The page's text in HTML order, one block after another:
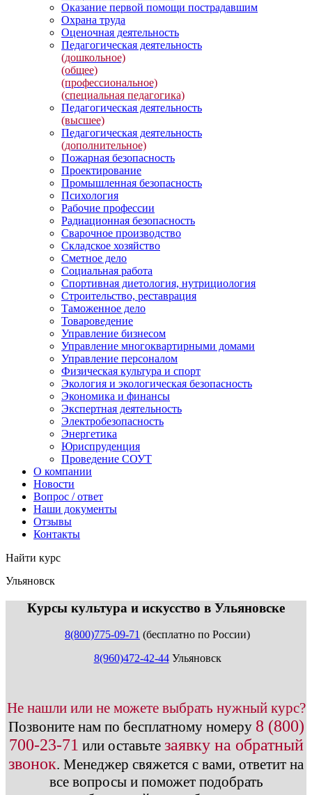
Оказание первой помощи пострадавшим
Охрана труда
Оценочная деятельность
Педагогическая деятельность
(дошкольное)
(общее)
(профессиональное)
(специальная педагогика)
Педагогическая деятельность
(высшее)
Педагогическая деятельность
(дополнительное)
Пожарная безопасность
Проектирование
Промышленная безопасность
Психология
Рабочие профессии
Радиационная безопасность
Сварочное производство
Складское хозяйство
Сметное дело
Социальная работа
Спортивная диетология, нутрициология
Строительство, реставрация
Таможенное дело
Товароведение
Управление бизнесом
Управление многоквартирными домами
Управление персоналом
Физическая культура и спорт
Экология и экологическая безопасность
Экономика и финансы
Экспертная деятельность
Электробезопасность
Энергетика
Юриспруденция
Проведение СОУТ
О компании
Новости
Вопрос / ответ
Наши документы
Отзывы
Контакты
Найти курс
Ульяновск
Курсы культура и искусство в Ульяновске
8(800)775-09-71 (бесплатно по России)
8(960)472-42-44Ульяновск
Не нашли или не можете выбрать нужный курс?
Позвоните нам по бесплатному номеру 8 (800)
700-23-71 или оставьте заявку на обратный
звонок. Менеджер свяжется с вами, ответит на
все вопросы и поможет подобрать